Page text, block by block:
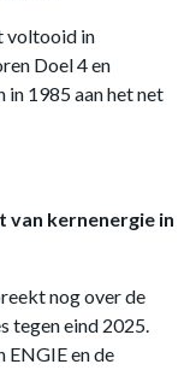
voltooid in
Doel 4 en
in 1985 aan het net
van kernenergie in
nog over de
tegen eind 2025.
ENGIE en de